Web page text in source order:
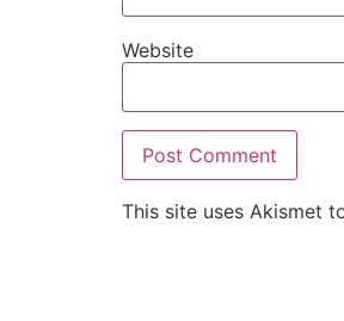
Website
This site uses Akismet